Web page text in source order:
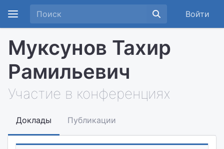
Войти
Муксунов Тахир
Рамильевич
Участие в конференциях
Доклады Публикации